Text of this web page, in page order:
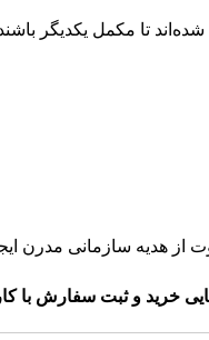
تا مکمل یکدیگر
از هدیه سازمانی مدرن
خرید و ثبت سفارش با